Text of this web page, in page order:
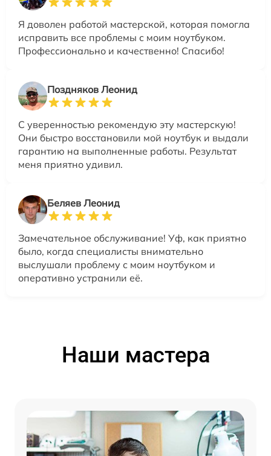
Я доволен работой мастерской, которая помогла
исправить все проблемы с моим ноутбуком.
Профессионально и качественно! Спасибо!
Поздняков Леонид
С уверенностью рекомендую эту мастерскую!
Они быстро восстановили мой ноутбук и выдали
гарантию на выполненные работы. Результат
меня приятно удивил.
Беляев Леонид
Замечательное обслуживание! Уф, как приятно
было, когда специалисты внимательно
выслушали проблему с моим ноутбуком и
оперативно устранили её.
Наши мастера